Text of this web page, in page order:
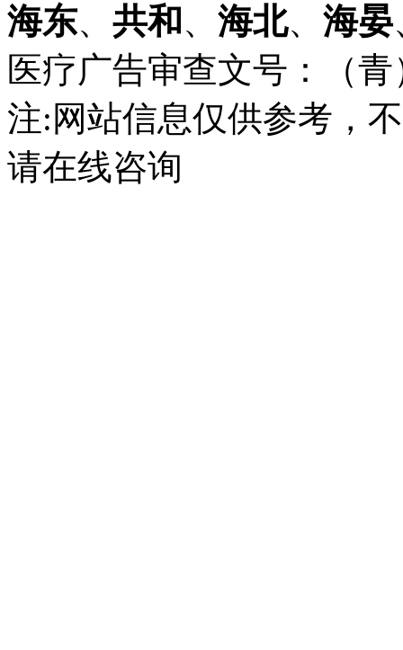
海东、 共和 、 海北、 海晏
医疗广告审查文号：（
注:网站信息仅供参考，
请在线咨询